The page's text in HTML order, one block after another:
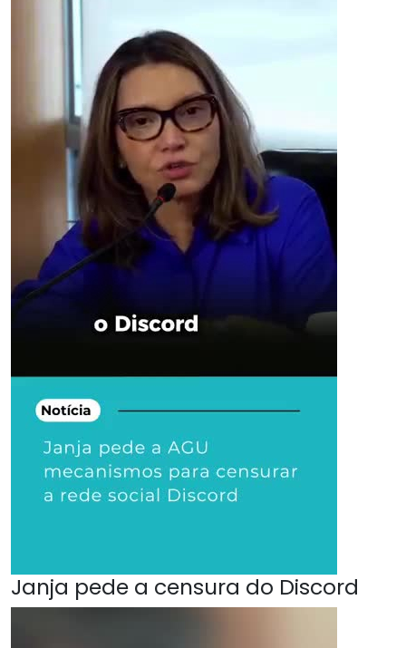
Janja pede a censura do Discord